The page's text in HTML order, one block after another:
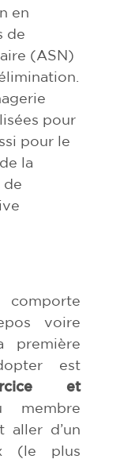
en
de
(ASN)
pour
pour le
la
de
voire
première
est
et
aller d’un
(le plus